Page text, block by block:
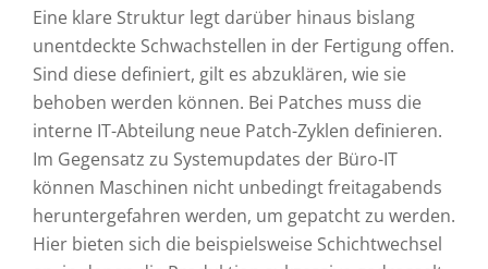
Eine klare Struktur legt darüber hinaus bislang
unentdeckte Schwachstellen in der Fertigung offen.
Sind diese definiert, gilt es abzuklären, wie sie
behoben werden können. Bei Patches muss die
interne IT-Abteilung neue Patch-Zyklen definieren.
Im Gegensatz zu Systemupdates der Büro-IT
können Maschinen nicht unbedingt freitagabends
heruntergefahren werden, um gepatcht zu werden.
Hier bieten sich die beispielsweise Schichtwechsel